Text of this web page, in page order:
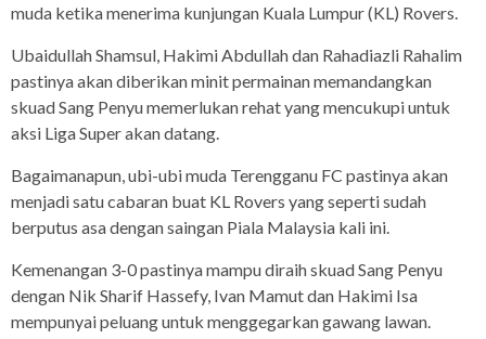
muda ketika menerima kunjungan Kuala Lumpur (KL) Rovers.
Ubaidullah Shamsul, Hakimi Abdullah dan Rahadiazli Rahalim
pastinya akan diberikan minit permainan memandangkan
skuad Sang Penyu memerlukan rehat yang mencukupi untuk
aksi Liga Super akan datang.
Bagaimanapun, ubi-ubi muda Terengganu FC pastinya akan
menjadi satu cabaran buat KL Rovers yang seperti sudah
berputus asa dengan saingan Piala Malaysia kali ini.
Kemenangan 3-0 pastinya mampu diraih skuad Sang Penyu
dengan Nik Sharif Hassefy, Ivan Mamut dan Hakimi Isa
mempunyai peluang untuk menggegarkan gawang lawan.